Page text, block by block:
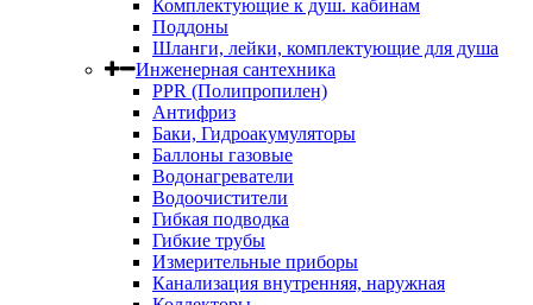
Комплектующие к душ. кабинам
Поддоны
Шланги, лейки, комплектующие для душа
Инженерная сантехника
PPR (Полипропилен)
Антифриз
Баки, Гидроакумуляторы
Баллоны газовые
Водонагреватели
Водоочистители
Гибкая подводка
Гибкие трубы
Измерительные приборы
Канализация внутренняя, наружная